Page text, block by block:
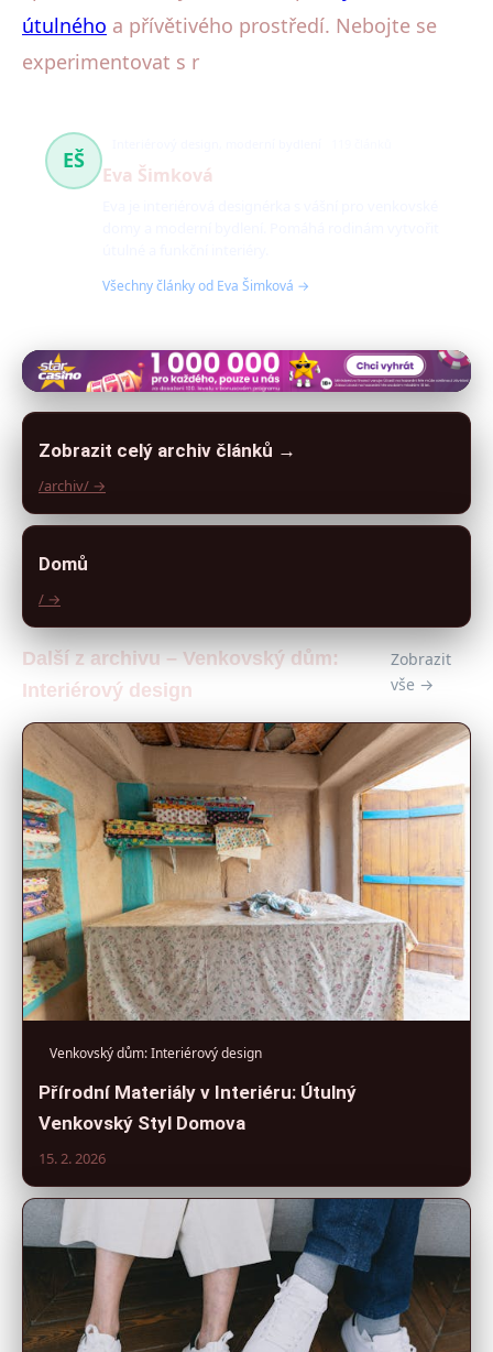
útulného a přívětivého prostředí. Nebojte se
experimentovat s r
EŠ
Eva Šimková
Všechny články od Eva Šimková →
Zobrazit celý archiv článků →
/archiv/ →
Domů
/ →
Další z archivu – Venkovský dům:
Interiérový design
Zobrazit
vše →
Venkovský dům: Interiérový design
Přírodní Materiály v Interiéru: Útulný
Venkovský Styl Domova
15. 2. 2026